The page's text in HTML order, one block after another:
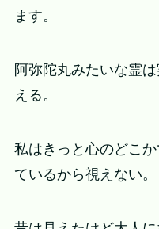
ます。
阿弥陀丸みたいな霊
える。
私はきっと心のどこ
ているから視えない。